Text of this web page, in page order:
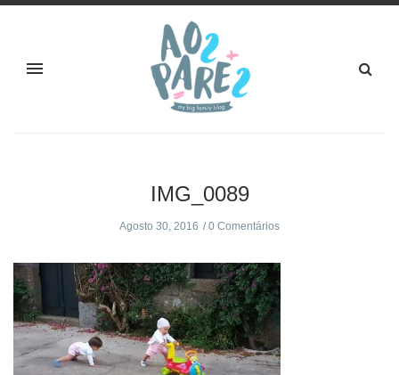
IMG_0089
Agosto 30, 2016 0 Comentários